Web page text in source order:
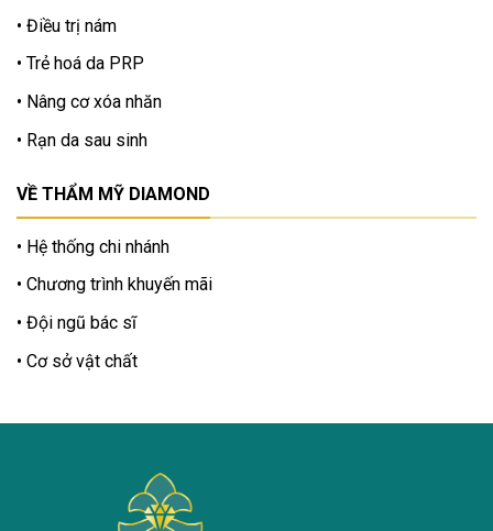
Điều trị nám
Trẻ hoá da PRP
Nâng cơ xóa nhăn
Rạn da sau sinh
VỀ THẨM MỸ DIAMOND
Hệ thống chi nhánh
Chương trình khuyến mãi
Đội ngũ bác sĩ
Cơ sở vật chất